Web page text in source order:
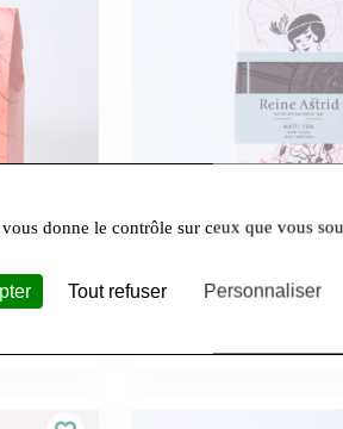
Reine Astrid
donne le contrôle sur ceux que vous
Tout refuser Personnaliser